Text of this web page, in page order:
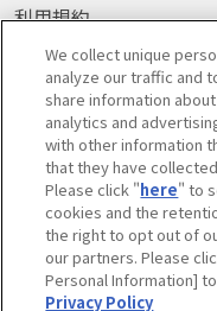
利用規約
個人情報の取り扱いに
会員優待サービスの
JAFホームページ
© JAPAN
We collect unique
analyze our traffic and
share information
analytics and
with other information
that they have
Please click "here" to
cookies and the
the right to opt out of
our partners. Please
Personal Information]
Privacy Policy